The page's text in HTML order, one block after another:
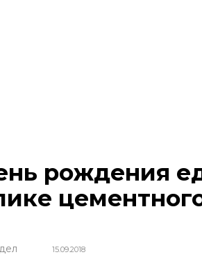
рождения
15.09.2018